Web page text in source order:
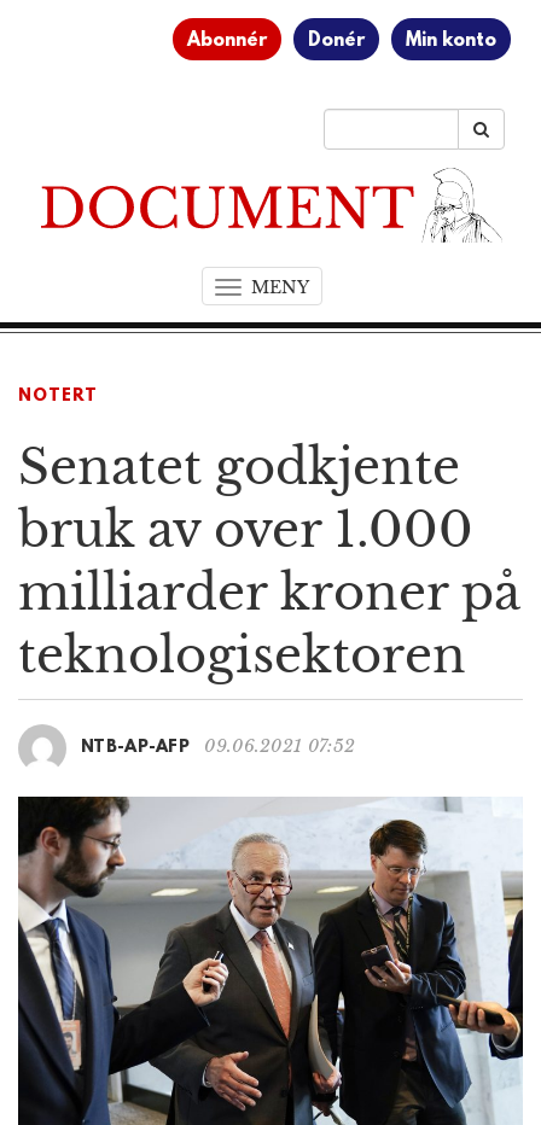
Abonnér Donér Min konto
MENYT
o
n
a
i
a
t
i
o
NOTERT
Senatet godkjente
bruk av over 1.000
milliarder kroner på
teknologisektoren
NTB-AP-AFP 09.06.2021 07:52